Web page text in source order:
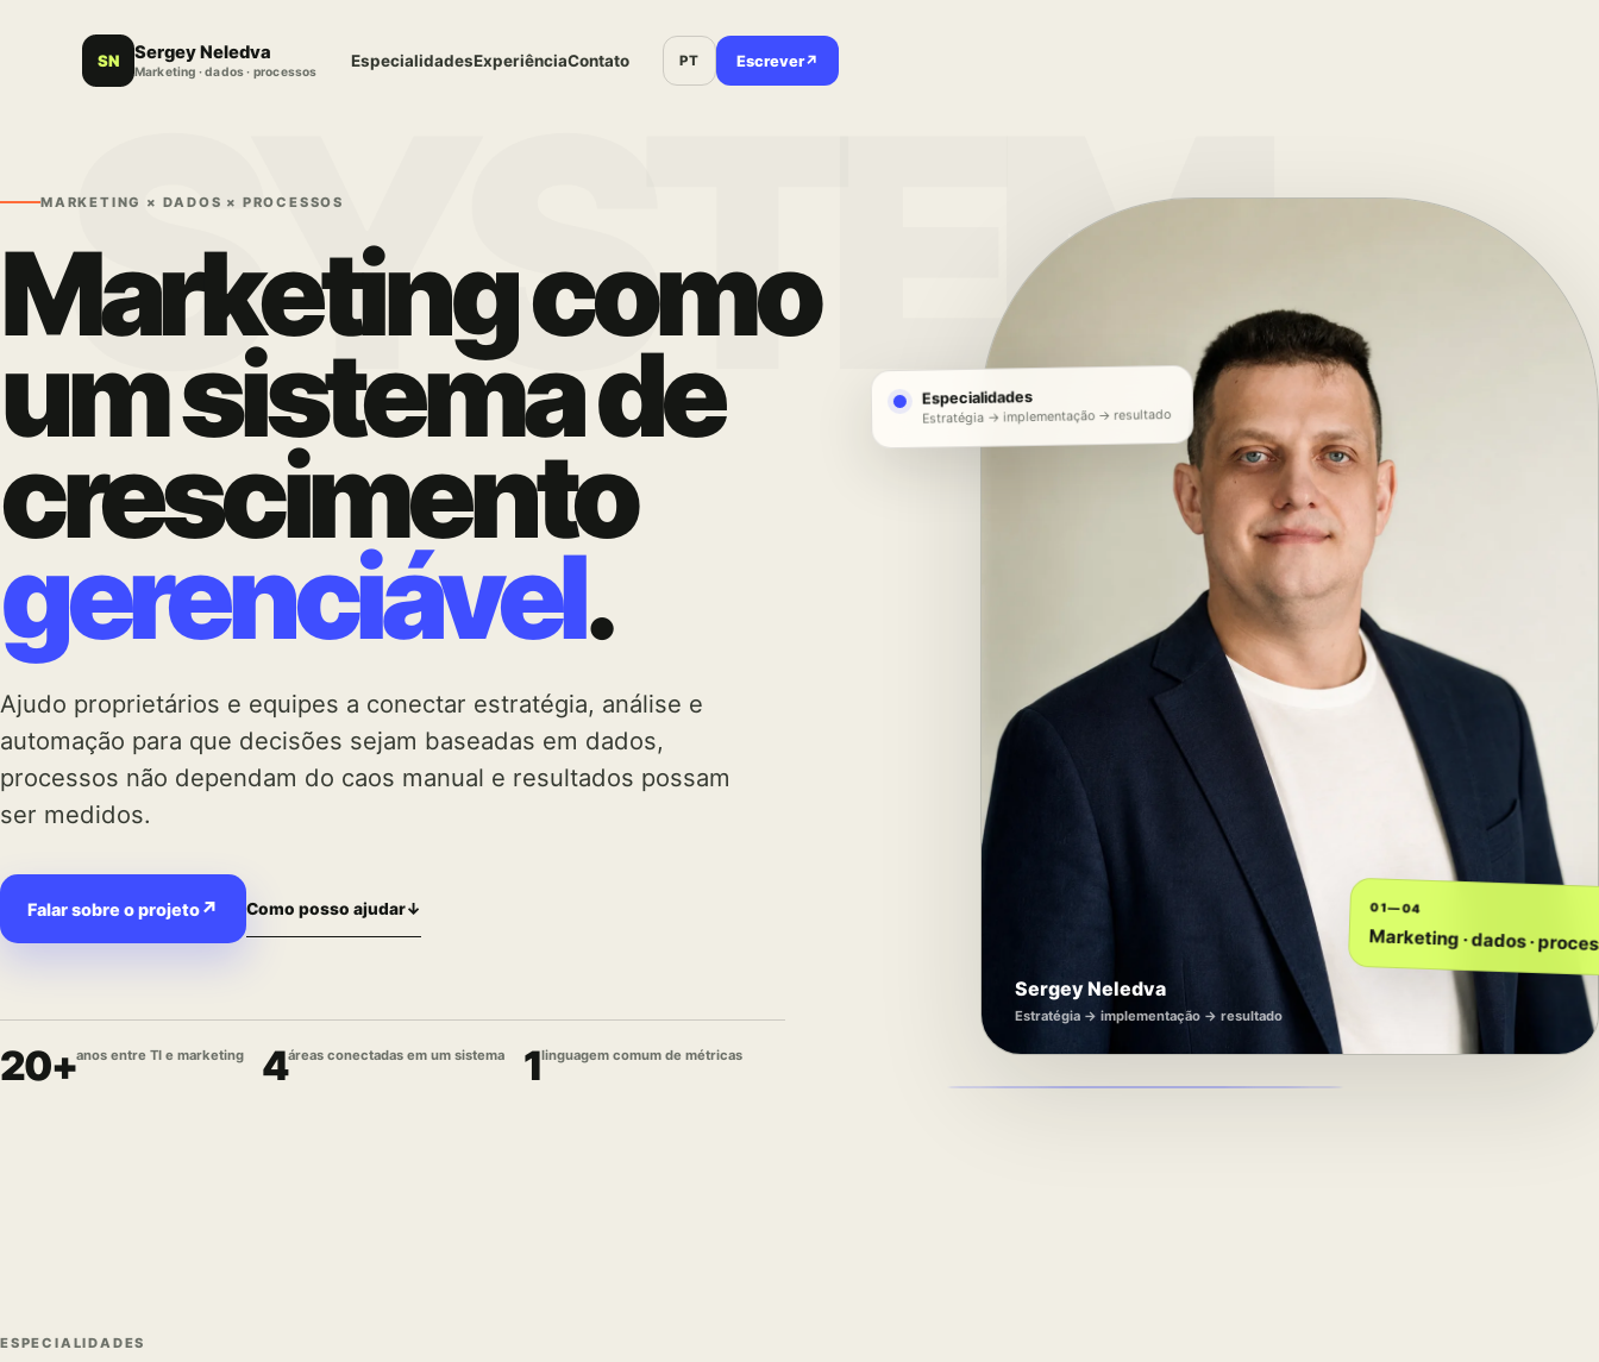
SN Sergey Neledva
Marketing · dados · processos
EspecialidadesExperiênciaContato PT Escrever↗
MARKETING × DADOS × PROCESSOS
Marketing como
um sistema de
crescimento
gerenciável.
Ajudo proprietários e equipes a conectar estratégia, análise e
automação para que decisões sejam baseadas em dados,
processos não dependam do caos manual e resultados possam
ser medidos.
Falar sobre o projeto↗ Como posso ajudar↓
20+anos entre TI e marketing 4áreas conectadas em um sistema 1linguagem comum de métricas
Sergey Neledva
Estratégia → implementação → resultado
Especialidades
Estratégia → implementação → resultado
01—04
Marketing · dados ·
ESPECIALIDADES